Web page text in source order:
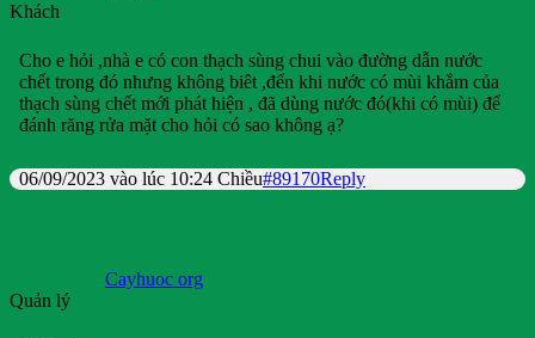
Khách
Cho e hỏi ,nhà e có con thạch sùng chui vào đường dẫn nước
chết trong đó nhưng không biêt ,đến khi nước có mùi khắm của
thạch sùng chết mới phát hiện , đã dùng nước đó(khi có mùi) để
đánh răng rửa mặt cho hỏi có sao không ạ?
06/09/2023 vào lúc 10:24 Chiều#89170Reply
Cayhuoc org
Quản lý